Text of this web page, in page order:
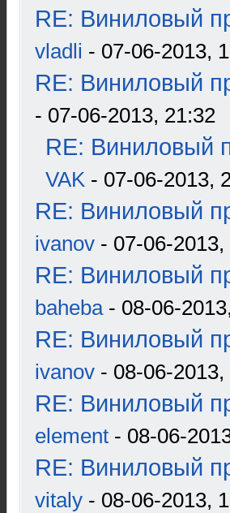
RE: Виниловый
vladli - 07-06-2013,
RE: Виниловый
- 07-06-2013, 21:32
RE: Виниловый
VAK - 07-06-2013,
RE: Виниловый
ivanov - 07-06-2013,
RE: Виниловый
baheba- 08-06-
RE: Виниловый
ivanov - 08-06-2013,
RE: Виниловый
element - 08-06-
RE: Виниловый
vitaly - 08-06-2013,